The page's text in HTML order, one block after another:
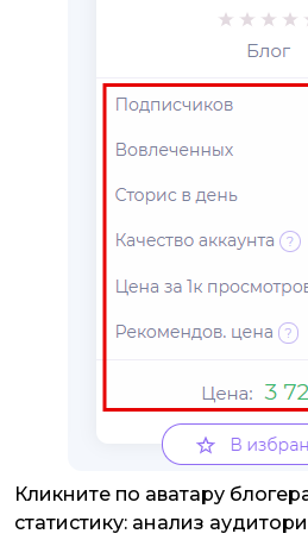
Кликните по аватару
статистику: анализ